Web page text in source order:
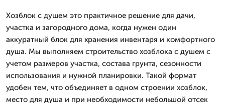
Хозблок с душем это практичное решение для дачи,
участка и загородного дома, когда нужен один
аккуратный блок для хранения инвентаря и комфортного
душа. Мы выполняем строительство хозблока с душем с
учетом размеров участка, состава грунта, сезонности
использования и нужной планировки. Такой формат
удобен тем, что объединяет в одном строении хозблок,
место для душа и при необходимости небольшой отсек